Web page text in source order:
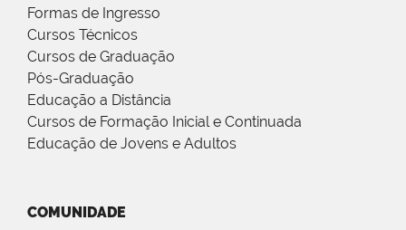
Formas de Ingresso
Cursos Técnicos
Cursos de Graduação
Pós-Graduação
Educação a Distância
Cursos de Formação Inicial e Continuada
Educação de Jovens e Adultos
COMUNIDADE